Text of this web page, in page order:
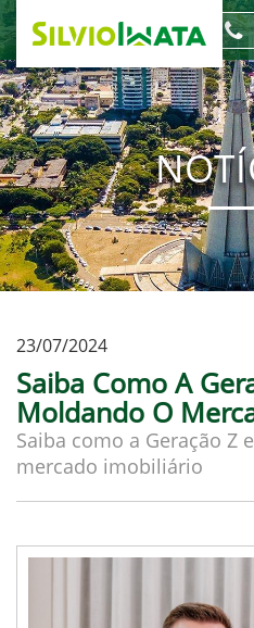
23/07/2024
Saiba Como A
Moldando O
Saiba como a Geração Z
mercado imobiliário